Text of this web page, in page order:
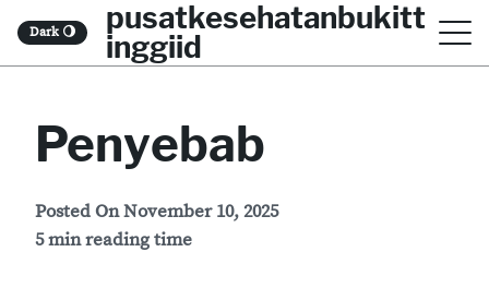
Dark 🌖 pusatkesehatanbukitt
inggiid
Penyebab
Posted OnNovember 10, 2025
5 min reading time